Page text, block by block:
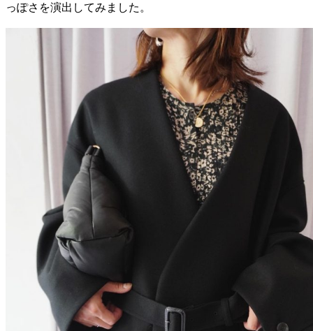
っぽさを演出してみました。